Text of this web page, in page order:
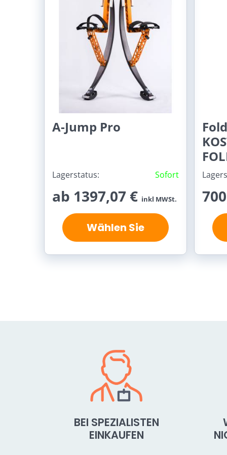
A-Jump Pro
Lagerstatus: Sofort
ab 1397,07 € inkl MWSt.
Wählen Sie
BEI SPEZIALISTEN
EINKAUFEN